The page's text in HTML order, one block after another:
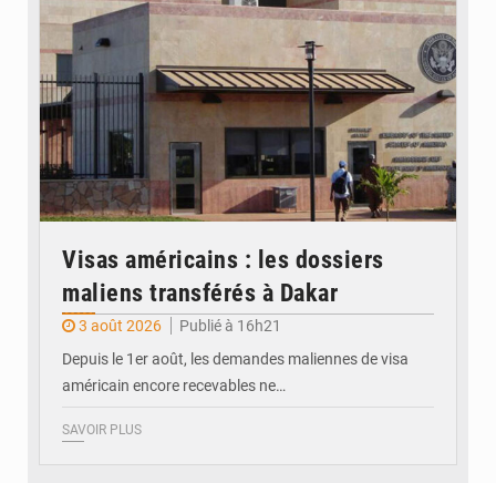
Visas américains : les dossiers
maliens transférés à Dakar
3 août 2026
Publié à 16h21
Depuis le 1er août, les demandes maliennes de visa
américain encore recevables ne…
SAVOIR PLUS